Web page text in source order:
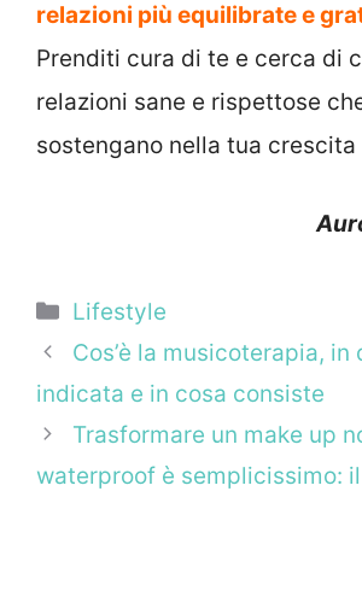
relazioni più equilibrate e
Prenditi cura di te e cerca di
relazioni sane e rispettose
sostengano nella tua crescita
Categorie
Lifestyle
Cos’è la musicoterapia, in
indicata e in cosa consiste
Trasformare un make up
waterproof è semplicissimo: